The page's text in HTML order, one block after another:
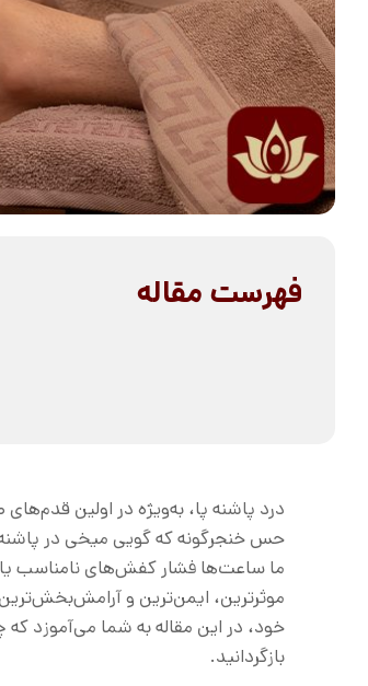
فهرست مقاله
درد پاشنه پا، به‌ویژه در اولین
حس خنجرگونه که گویی میخی در پاشنه
ما ساعت‌ها فشار کفش‌های نامناسب یا
موثرترین، ایمن‌ترین و
خود، در این مقاله به شما می‌آموزد
بازگردانید.